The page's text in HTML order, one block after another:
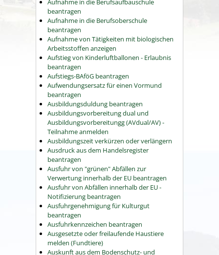
Aufnahme in die Berufsaufbauschule
beantragen
Aufnahme in die Berufsoberschule
beantragen
Aufnahme von Tätigkeiten mit biologischen
Arbeitsstoffen anzeigen
Aufstieg von Kinderluftballonen - Erlaubnis
beantragen
Aufstiegs-BAföG beantragen
Aufwendungsersatz für einen Vormund
beantragen
Ausbildungsduldung beantragen
Ausbildungsvorbereitung dual und
Ausbildungsvorbereitungg (AVdual/AV) -
Teilnahme anmelden
Ausbildungszeit verkürzen oder verlängern
Ausdruck aus dem Handelsregister
beantragen
Ausfuhr von "grünen" Abfällen zur
Verwertung innerhalb der EU beantragen
Ausfuhr von Abfällen innerhalb der EU -
Notifizierung beantragen
Ausfuhrgenehmigung für Kulturgut
beantragen
Ausfuhrkennzeichen beantragen
Ausgesetzte oder freilaufende Haustiere
melden (Fundtiere)
Auskunft aus dem Bodenschutz- und